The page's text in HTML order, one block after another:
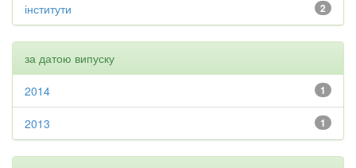
2
інститути
за датою випуску
1
2014
1
2013